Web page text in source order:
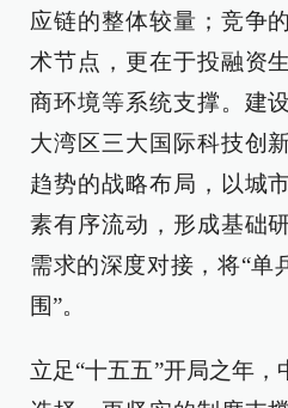
应链的整体较量；竞争
术节点，更在于投融资
商环境等系统支撑。建
大湾区三大国际科技创
趋势的战略布局，以城
素有序流动，形成基础
需求的深度对接，将“单
围”。
立足“十五五”开局之年